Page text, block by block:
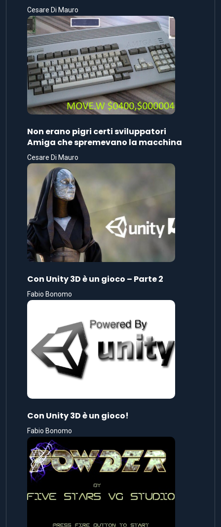
Cesare Di Mauro
Non erano pigri certi sviluppatori
Amiga che spremevano la macchina
Cesare Di Mauro
Con Unity 3D è un gioco – Parte 2
Fabio Bonomo
Con Unity 3D è un gioco!
Fabio Bonomo